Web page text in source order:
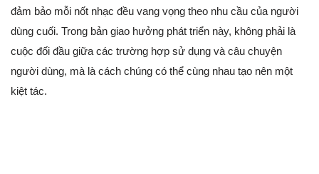
đảm bảo mỗi nốt nhạc đều vang vọng theo nhu cầu của người
dùng cuối. Trong bản giao hưởng phát triển này, không phải là
cuộc đối đầu giữa các trường hợp sử dụng và câu chuyện
người dùng, mà là cách chúng có thể cùng nhau tạo nên một
kiệt tác.